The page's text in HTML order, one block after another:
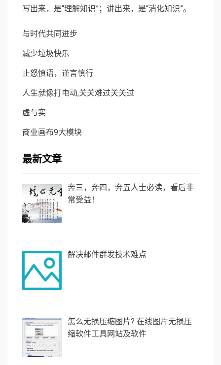
写出来，是“理解知识”；讲出来，是“消化知识”。
与时代共同进步
减少垃圾快乐
止怒慎语，谨言慎行
人生就像打电动,关关难过关关过
虚与实
商业画布9大模块
最新文章
奔三，奔四，奔五人士必读，看后非
常受益！
解决邮件群发技术难点
怎么无损压缩图片? 在线图片无损压
缩软件工具网站及软件